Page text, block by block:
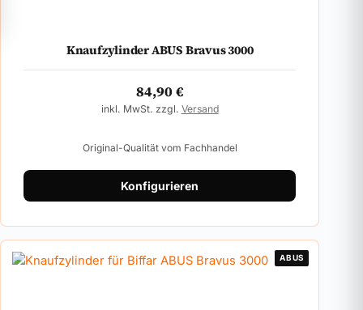
Knaufzylinder ABUS Bravus 3000
84,90€
inkl. MwSt. zzgl. Versand
Original-Qualität vom Fachhandel
Konfigurieren
ABUS